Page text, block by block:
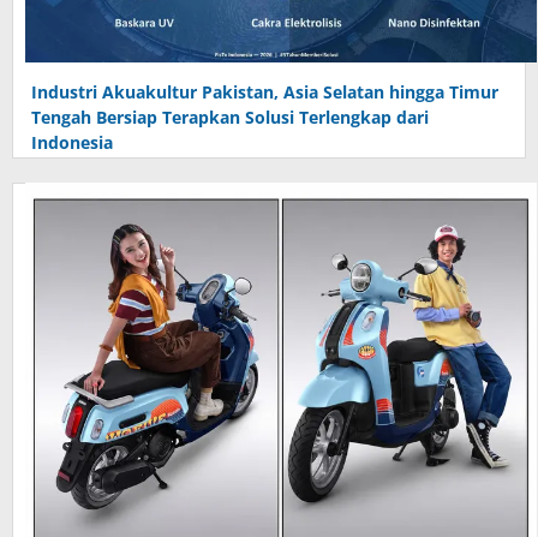
Industri Akuakultur Pakistan, Asia Selatan hingga Timur
Tengah Bersiap Terapkan Solusi Terlengkap dari
Indonesia